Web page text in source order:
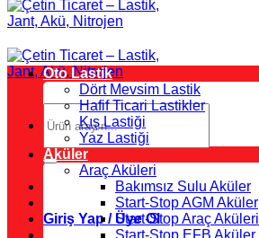
Ara:
Giriş Yap / Üye Ol
Oto Lastik
Dört Mevsim Lastik
Hafif Ticari Lastikler
Kış Lastiği
Yaz Lastiği
Aküler
Araç Aküleri
Bakımsız Sulu Aküler
Start-Stop AGM Aküler
Start-Stop Araç Aküleri
Start-Stop EFB Aküler